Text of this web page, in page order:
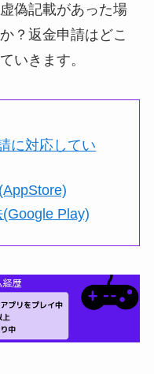
偽記載があった場
？返金申請はどこ
いきます。
に対応してい
Play)